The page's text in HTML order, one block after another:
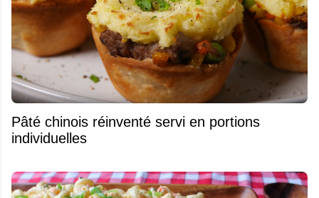
Pâté chinois réinventé servi en portions
individuelles